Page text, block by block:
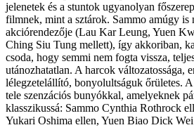
jelenetek és a stuntok ugyanolyan
filmnek, mint a sztárok. Sammo amúgy
akciórendezője (Lau Kar Leung, Yuen
Ching Siu Tung mellett), így akkoriban,
csoda, hogy semmi nem fogta vissza,
utánozhatatlan. A harcok változatossága,
lélegzetelállító, bonyolultságuk őrületes.
tele szenzációs bunyókkal, amelyeknek
klasszikussá: Sammo Cynthia Rothrock
Yukari Oshima ellen, Yuen Biao Dick